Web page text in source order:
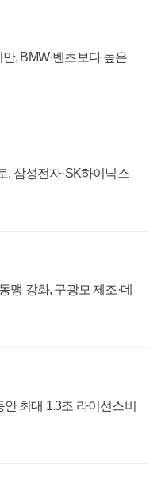
, BMW·벤츠보다 높은
, 삼성전자·SK하이닉스
맹 강화, 구광모 제조·데
최대 1.3조 라이선스비